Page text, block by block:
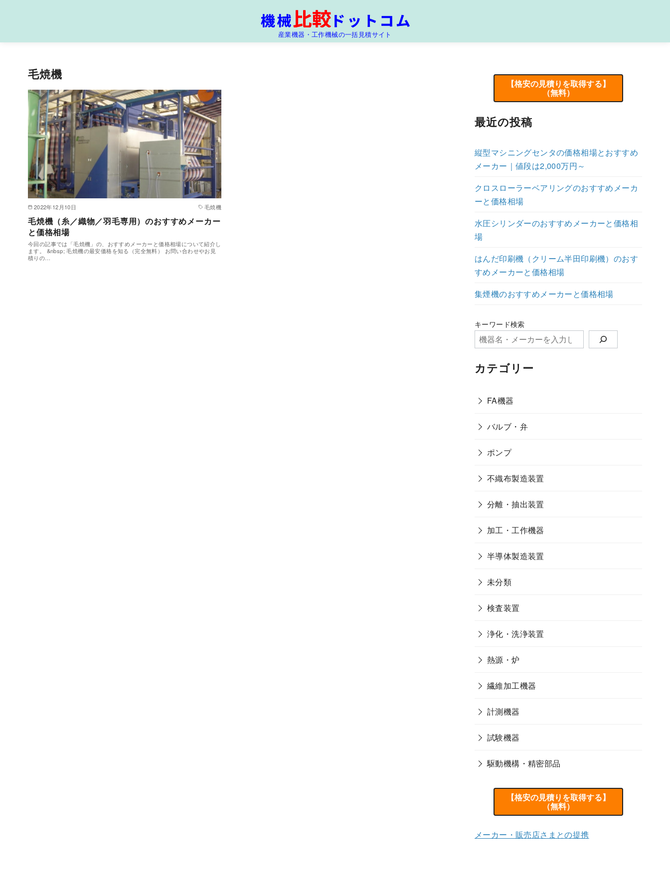
産業機器・工作機械の一括見積サイト
毛焼機
2022年12月10日 毛焼機
毛焼機（糸／織物／羽毛専用）のおすすめメーカー
と価格相場
今回の記事では「毛焼機」の、おすすめメーカーと価格相場について紹介し
ます。 &nbsp; 毛焼機の最安価格を知る（完全無料） お問い合わせやお見
積りの…
【格安の見積りを取得する】
（無料）
最近の投稿
縦型マシニングセンタの価格相場とおすすめ
メーカー｜値段は2,000万円～
クロスローラーベアリングのおすすめメーカ
ーと価格相場
水圧シリンダーのおすすめメーカーと価格相
場
はんだ印刷機（クリーム半田印刷機）のおす
すめメーカーと価格相場
集煙機のおすすめメーカーと価格相場
キーワード検索
カテゴリー
FA機器
バルブ・弁
ポンプ
不織布製造装置
分離・抽出装置
加工・工作機器
半導体製造装置
未分類
検査装置
浄化・洗浄装置
熱源・炉
繊維加工機器
計測機器
試験機器
駆動機構・精密部品
【格安の見積りを取得する】
（無料）
メーカー・販売店さまとの提携